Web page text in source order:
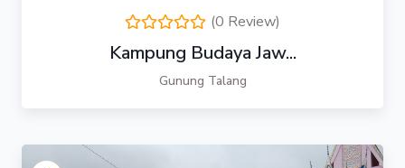
(0 Review)
Kampung Budaya Jaw...
Gunung Talang